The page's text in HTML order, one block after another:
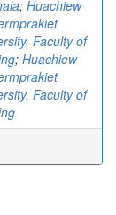
; Huachiew
Faculty of
; Huachiew
Faculty of